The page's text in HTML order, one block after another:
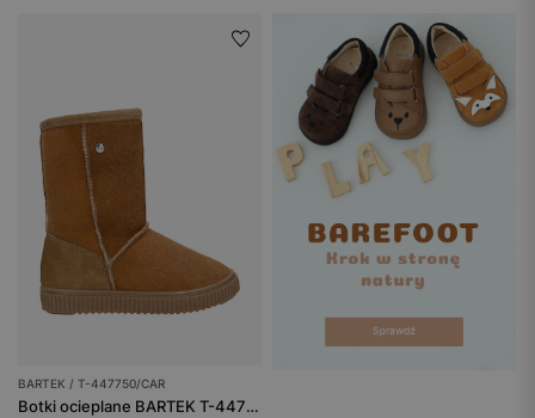
BARTEK / T-447750/CAR
Botki ocieplane BARTEK T-447750/CAR, dla dziewcząt, brązowy